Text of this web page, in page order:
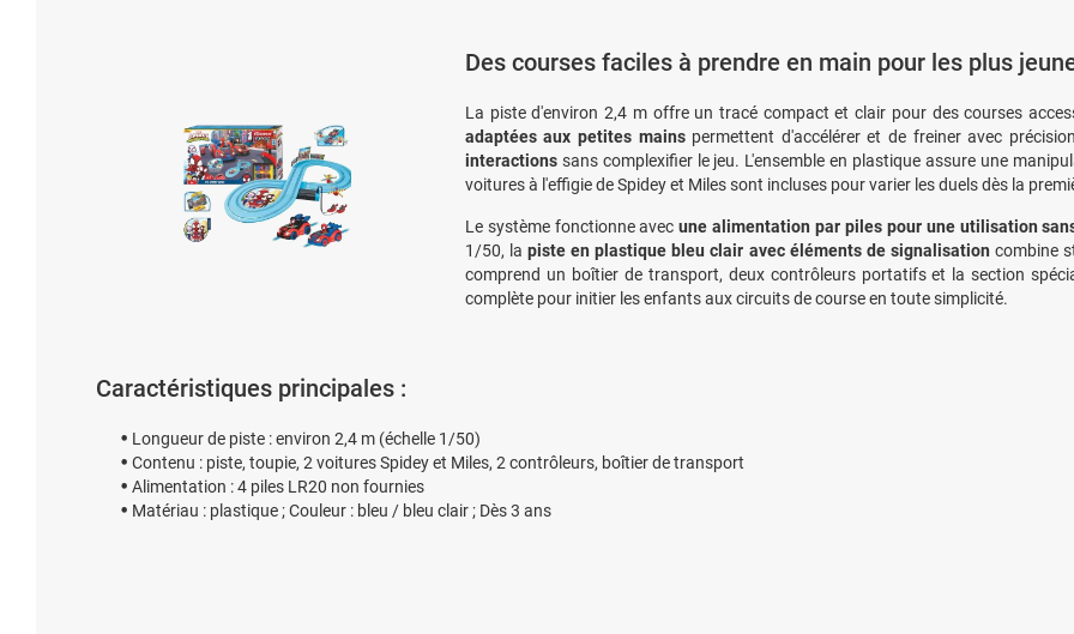
Des courses faciles à prendre en main pour les plus
La piste d'environ 2,4 m offre un tracé compact et clair pour des courses
adaptées aux petites mainspermettent d'accélérer et de freiner avec
interactionssans complexifier le jeu. L'ensemble en plastique assure une
voitures à l'effigie de Spidey et Miles sont incluses pour varier les duels dès la
Le système fonctionne avecune alimentation par piles pour une utilisation
1/50, lapiste en plastique bleu clair avec éléments de signalisation combine
comprend un boîtier de transport, deux contrôleurs portatifs et la section
complète pour initier les enfants aux circuits de course en toute simplicité.
Caractéristiques principales :
Longueur de piste : environ 2,4 m (échelle 1/50)
Contenu : piste, toupie, 2 voitures Spidey et Miles, 2 contrôleurs, boîtier de transport
Alimentation : 4 piles LR20 non fournies
Matériau : plastique ; Couleur : bleu / bleu clair ; Dès 3 ans